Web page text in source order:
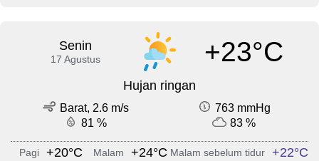
Senin
17 Agustus +23°C
Hujan ringan
Barat, 2.6 m/s
763 mmHg
81 %
83 %
Pagi +20°C Malam +24°C Malam sebelum tidur +22°C